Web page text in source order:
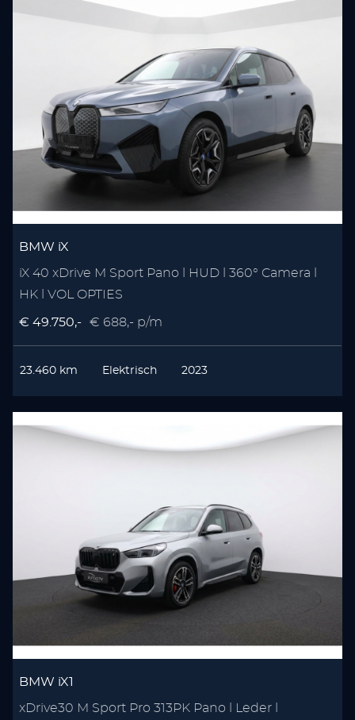
BMW iX
iX 40 xDrive M Sport Pano l HUD l 360° Camera l
HK l VOL OPTIES
€ 49.750,- € 688,- p/m
23.460 km Elektrisch 2023
BMW iX1
xDrive30 M Sport Pro 313PK Pano l Leder l